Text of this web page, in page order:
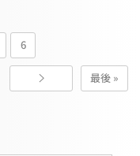
6
最後 »